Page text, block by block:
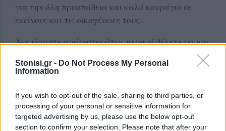
Stonisi.gr - Do Not Process My Personal
Information
If you wish to opt-out of the sale, sharing to third parties, or
processing of your personal or sensitive information for
targeted advertising by us, please use the below opt-out
section to confirm your selection. Please note that after your
για την όλη προσπάθεια και καλό κουράγιο σε
εκείνους και τις οικογένειες τους.
Δεν είμαστε αχάριστοι όπως μερικοί θέλετε να μας
προηγούμενο ποστ αν θέλουν να
πρέπει να δείχνουν και την απαραίτητη
σοβαρότητα και όχι με δουλειές τύπου "κάτω από
το χαλί και όσα βλέπει η πεθερά". Στο κάτω κάτω